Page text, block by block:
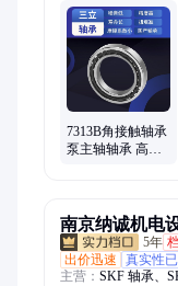
达
7313B角接触轴承
泵主轴轴承 高速
南京纳诚机电
5年
出价迅速
真实性
主营： SKF 轴承、